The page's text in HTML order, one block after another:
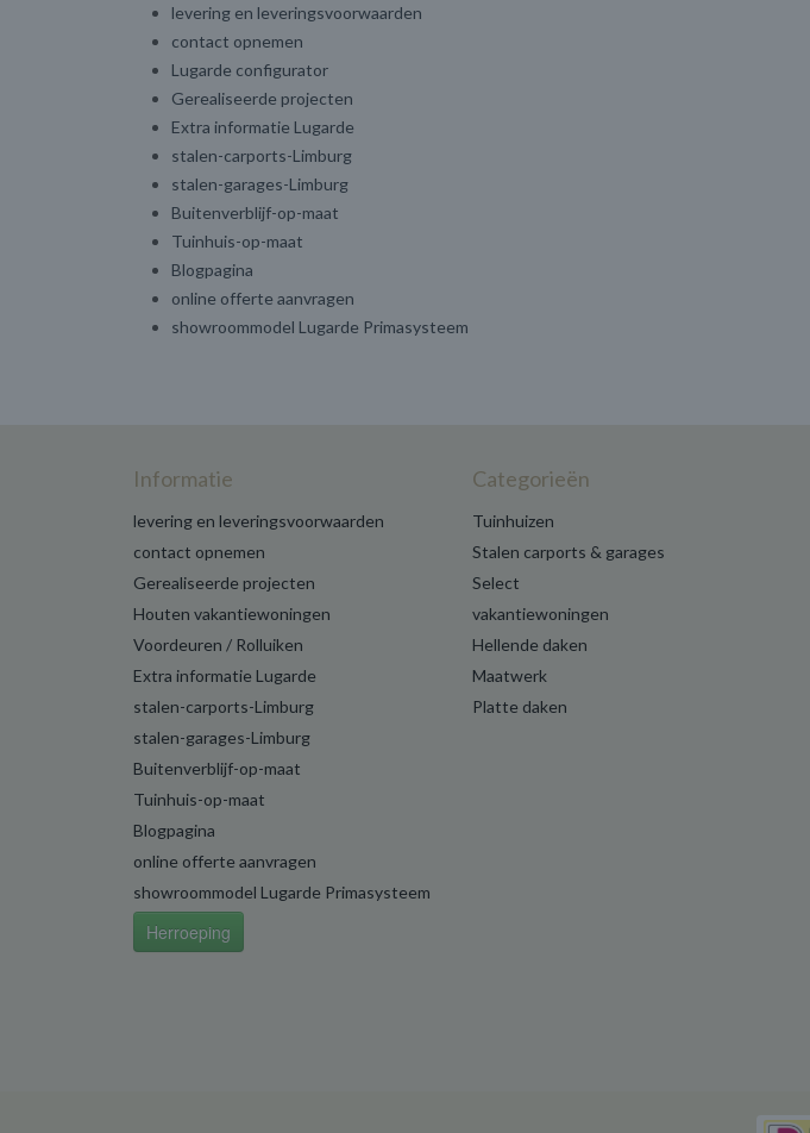
levering en leveringsvoorwaarden
contact opnemen
Lugarde configurator
Gerealiseerde projecten
Extra informatie Lugarde
stalen-carports-Limburg
stalen-garages-Limburg
Buitenverblijf-op-maat
Tuinhuis-op-maat
Blogpagina
online offerte aanvragen
showroommodel Lugarde Primasysteem
Informatie
levering en leveringsvoorwaarden
contact opnemen
Gerealiseerde projecten
Houten vakantiewoningen
Voordeuren / Rolluiken
Extra informatie Lugarde
stalen-carports-Limburg
stalen-garages-Limburg
Buitenverblijf-op-maat
Tuinhuis-op-maat
Blogpagina
online offerte aanvragen
showroommodel Lugarde Primasysteem
Herroeping
Categorieën
Tuinhuizen
Stalen carports & garages
Select
vakantiewoningen
Hellende daken
Maatwerk
Platte daken